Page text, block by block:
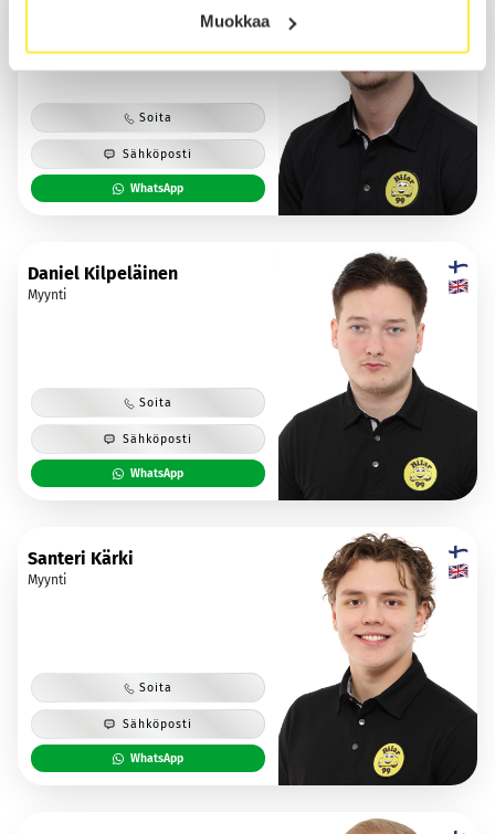
Muokkaa
Soita
Sähköposti
WhatsApp
Daniel Kilpeläinen
Myynti
Soita
Sähköposti
WhatsApp
Santeri Kärki
Myynti
Soita
Sähköposti
WhatsApp